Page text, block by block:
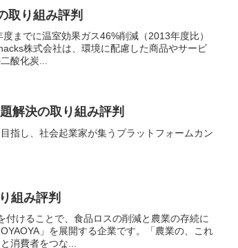
取り組み評判
までに温室効果ガス46%削減（2013年度比）
株式会社は、環境に配慮した商品やサービ
酸化炭...
解決の取り組み評判
指し、社会起業家が集うプラットフォームカン
組み評判
けることで、食品ロスの削減と農業の存続に
」を展開する企業です。「農業の、これ
消費者をつな...